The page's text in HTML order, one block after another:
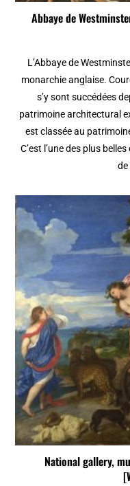
Abbaye de
L’Abbaye de
monarchie anglaise.
s’y sont succédées
patrimoine architectural
est classée au
C’est l’une des plus
de
National gallery,